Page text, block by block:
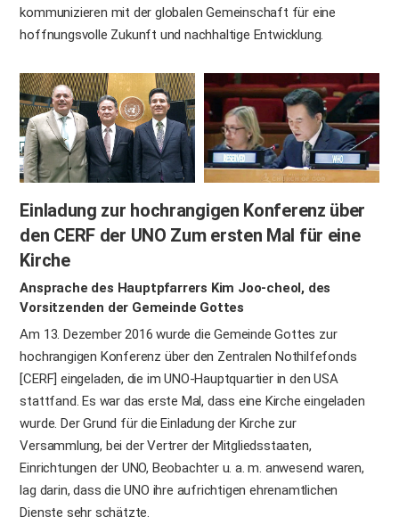
kommunizieren mit der globalen Gemeinschaft für eine
hoffnungsvolle Zukunft und nachhaltige Entwicklung.
Einladung zur hochrangigen Konferenz über
den CERF der UNO Zum ersten Mal für eine
Kirche
Ansprache des Hauptpfarrers Kim Joo-cheol, des
Vorsitzenden der Gemeinde Gottes
Am 13. Dezember 2016 wurde die Gemeinde Gottes zur
hochrangigen Konferenz über den Zentralen Nothilfefonds
[CERF] eingeladen, die im UNO-Hauptquartier in den USA
stattfand. Es war das erste Mal, dass eine Kirche eingeladen
wurde. Der Grund für die Einladung der Kirche zur
Versammlung, bei der Vertrer der Mitgliedsstaaten,
Einrichtungen der UNO, Beobachter u. a. m. anwesend waren,
lag darin, dass die UNO ihre aufrichtigen ehrenamtlichen
Dienste sehr schätzte.